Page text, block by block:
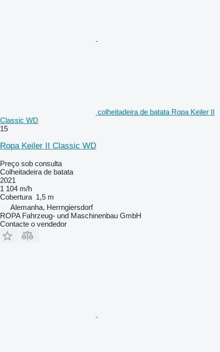
colheitadeira de batata Ropa Keiler II
Classic WD
15
Ropa Keiler II Classic WD
Preço sob consulta
Colheitadeira de batata
2021
1 104 m/h
Cobertura 1,5 m
Alemanha, Herrngiersdorf
ROPA Fahrzeug- und Maschinenbau GmbH
Contacte o vendedor